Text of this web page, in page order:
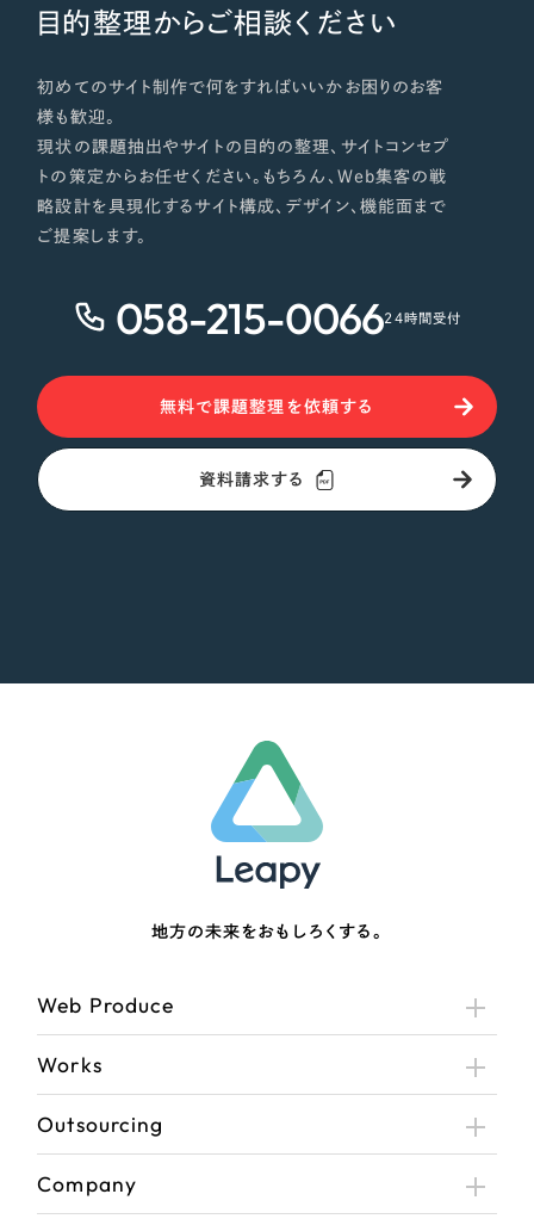
目的整理からご相談ください
初めてのサイト制作で何をすればいいかお困りのお客
様も歓迎。
現状の課題抽出やサイトの目的の整理、サイトコンセプ
トの策定からお任せください。もちろん、Web集客の戦
略設計を具現化するサイト構成、デザイン、機能面まで
ご提案します。
058-215-006624時間受付
無料で課題整理を依頼する
資料請求する
地方の未来をおもしろくする。
Web Produce
Works
Outsourcing
Company